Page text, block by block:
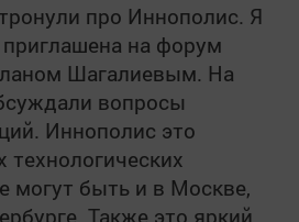
про Иннополис. Я
на форум
Шагалиевым. На
вопросы
Иннополис это
технологических
могут быть и в Москве,
Также это яркий